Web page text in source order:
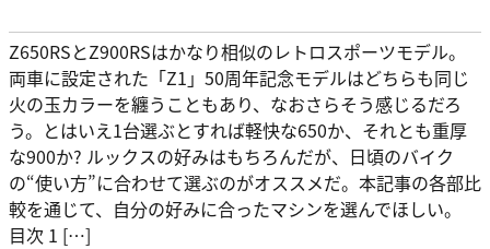
Z650RSとZ900RSはかなり相似のレトロスポーツモデル。
両車に設定された「Z1」50周年記念モデルはどちらも同じ
火の玉カラーを纏うこともあり、なおさらそう感じるだろ
う。とはいえ1台選ぶとすれば軽快な650か、それとも重厚
な900か? ルックスの好みはもちろんだが、日頃のバイク
の“使い方”に合わせて選ぶのがオススメだ。本記事の各部比
較を通じて、自分の好みに合ったマシンを選んでほしい。
目次 1 […]